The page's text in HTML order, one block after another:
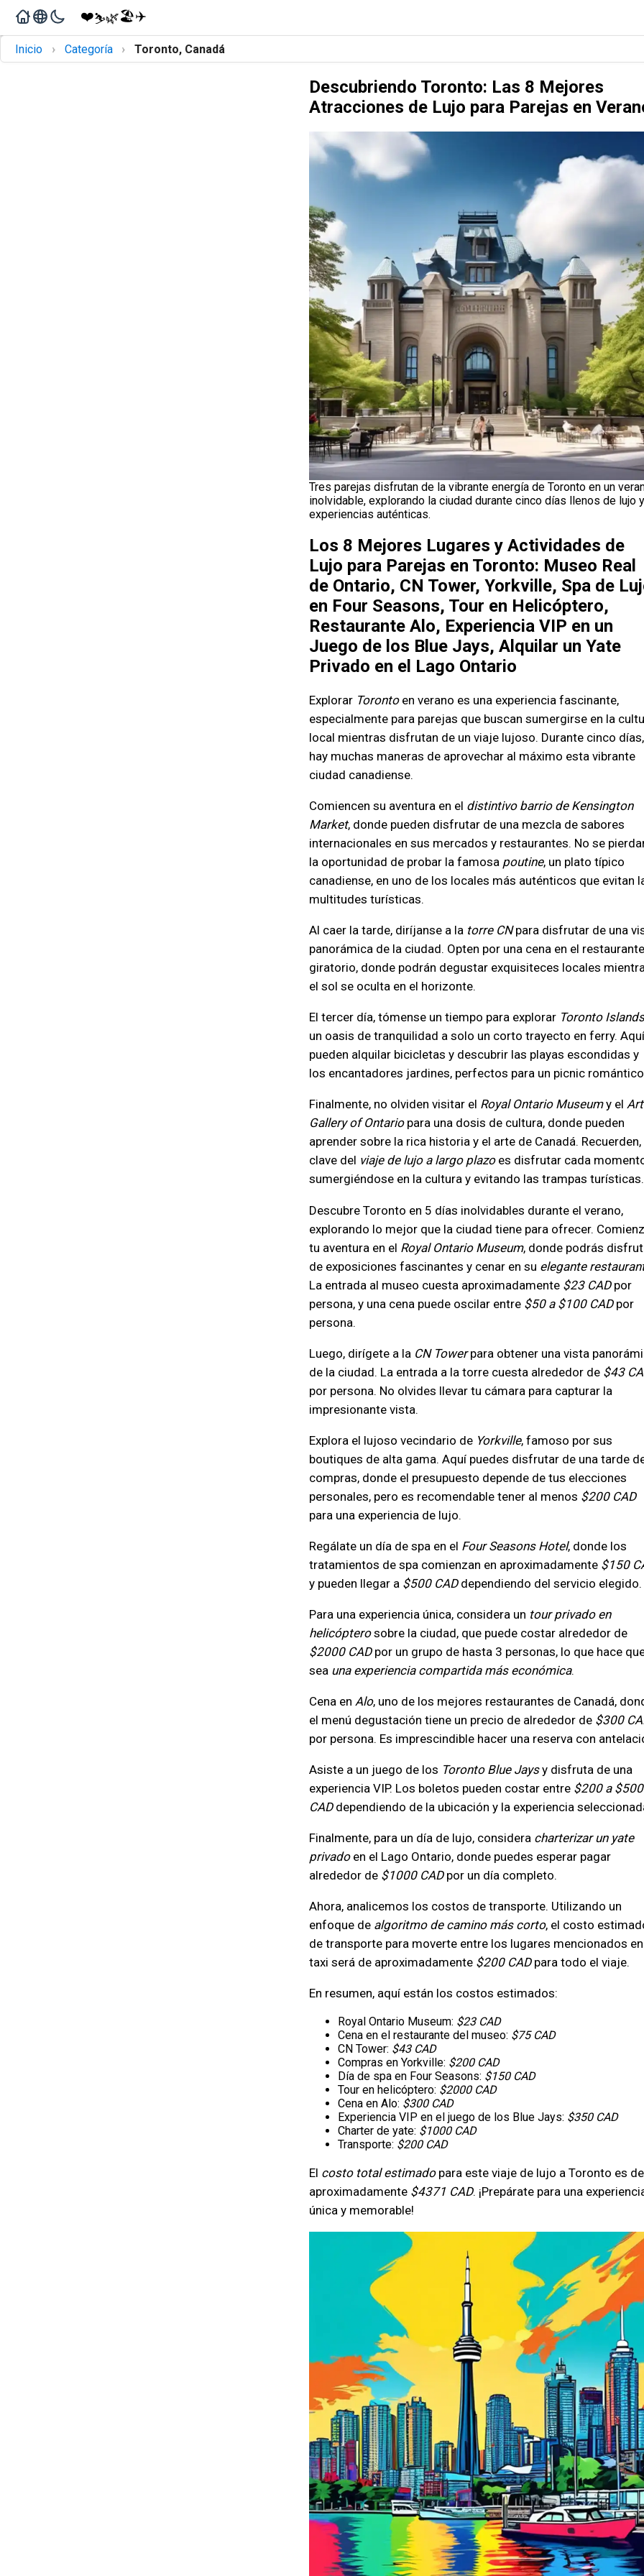
❤️⛷️🌿🏖️✈️
Inicio › Categoría › Toronto, Canadá
Descubriendo Toronto: Las 8 Mejores
Atracciones de Lujo para Parejas en
Tres parejas disfrutan de la vibrante energía de Toronto en un
inolvidable, explorando la ciudad durante cinco días llenos de lujo y
experiencias auténticas.
Los 8 Mejores Lugares y Actividades de
Lujo para Parejas en Toronto: Museo Real
de Ontario, CN Tower, Yorkville, Spa de
en Four Seasons, Tour en Helicóptero,
Restaurante Alo, Experiencia VIP en un
Juego de los Blue Jays, Alquilar un Yate
Privado en el Lago Ontario
Explorar Torontoen verano es una experiencia fascinante,
especialmente para parejas que buscan sumergirse en la
local mientras disfrutan de un viaje lujoso. Durante cinco días,
hay muchas maneras de aprovechar al máximo esta vibrante
ciudad canadiense.
Comiencen su aventura en el distintivo barrio de Kensington
Market, donde pueden disfrutar de una mezcla de sabores
internacionales en sus mercados y restaurantes. No se
la oportunidad de probar la famosa poutine, un plato típico
canadiense, en uno de los locales más auténticos que evitan
multitudes turísticas.
Al caer la tarde, diríjanse a la torre CNpara disfrutar de una
panorámica de la ciudad. Opten por una cena en el restaurante
giratorio, donde podrán degustar exquisiteces locales
el sol se oculta en el horizonte.
El tercer día, tómense un tiempo para explorar Toronto Islands
un oasis de tranquilidad a solo un corto trayecto en ferry.
pueden alquilar bicicletas y descubrir las playas escondidas y
los encantadores jardines, perfectos para un picnic
Finalmente, no olviden visitar el Royal Ontario Museumy el Art
Gallery of Ontariopara una dosis de cultura, donde pueden
aprender sobre la rica historia y el arte de Canadá. Recuerden,
clave del viaje de lujo a largo plazoes disfrutar cada
sumergiéndose en la cultura y evitando las trampas turísticas.
Descubre Toronto en 5 días inolvidables durante el verano,
explorando lo mejor que la ciudad tiene para ofrecer.
tu aventura en el Royal Ontario Museum, donde podrás
de exposiciones fascinantes y cenar en su elegante
La entrada al museo cuesta aproximadamente $23 CADpor
persona, y una cena puede oscilar entre $50 a $100 CADpor
persona.
Luego, dirígete a la CN Towerpara obtener una vista
de la ciudad. La entrada a la torre cuesta alrededor de $43
por persona. No olvides llevar tu cámara para capturar la
impresionante vista.
Explora el lujoso vecindario de Yorkville, famoso por sus
boutiques de alta gama. Aquí puedes disfrutar de una tarde
compras, donde el presupuesto depende de tus elecciones
personales, pero es recomendable tener al menos $200 CAD
para una experiencia de lujo.
Regálate un día de spa en el Four Seasons Hotel, donde los
tratamientos de spa comienzan en aproximadamente $150
y pueden llegar a $500 CADdependiendo del servicio elegido.
Para una experiencia única, considera un tour privado en
helicópterosobre la ciudad, que puede costar alrededor de
$2000 CADpor un grupo de hasta 3 personas, lo que hace
sea una experiencia compartida más económica.
Cena en Alo, uno de los mejores restaurantes de Canadá,
el menú degustación tiene un precio de alrededor de $300
por persona. Es imprescindible hacer una reserva con
Asiste a un juego de los Toronto Blue Jaysy disfruta de una
experiencia VIP. Los boletos pueden costar entre $200 a $500
CADdependiendo de la ubicación y la experiencia
Finalmente, para un día de lujo, considera charterizar un yate
privadoen el Lago Ontario, donde puedes esperar pagar
alrededor de $1000 CADpor un día completo.
Ahora, analicemos los costos de transporte. Utilizando un
enfoque de algoritmo de camino más corto, el costo
de transporte para moverte entre los lugares mencionados en
taxi será de aproximadamente $200 CADpara todo el viaje.
En resumen, aquí están los costos estimados:
Royal Ontario Museum: $23 CAD
Cena en el restaurante del museo: $75 CAD
CN Tower: $43 CAD
Compras en Yorkville: $200 CAD
Día de spa en Four Seasons: $150 CAD
Tour en helicóptero: $2000 CAD
Cena en Alo: $300 CAD
Experiencia VIP en el juego de los Blue Jays: $350 CAD
Charter de yate: $1000 CAD
Transporte: $200 CAD
El costo total estimadopara este viaje de lujo a Toronto es de
aproximadamente $4371 CAD. ¡Prepárate para una
única y memorable!